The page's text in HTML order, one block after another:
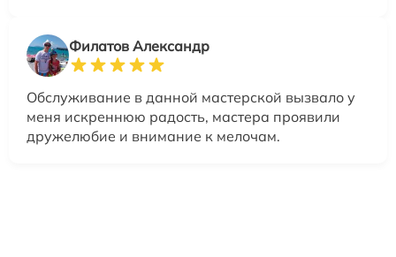
Филатов Александр
Обслуживание в данной мастерской вызвало у
меня искреннюю радость, мастера проявили
дружелюбие и внимание к мелочам.